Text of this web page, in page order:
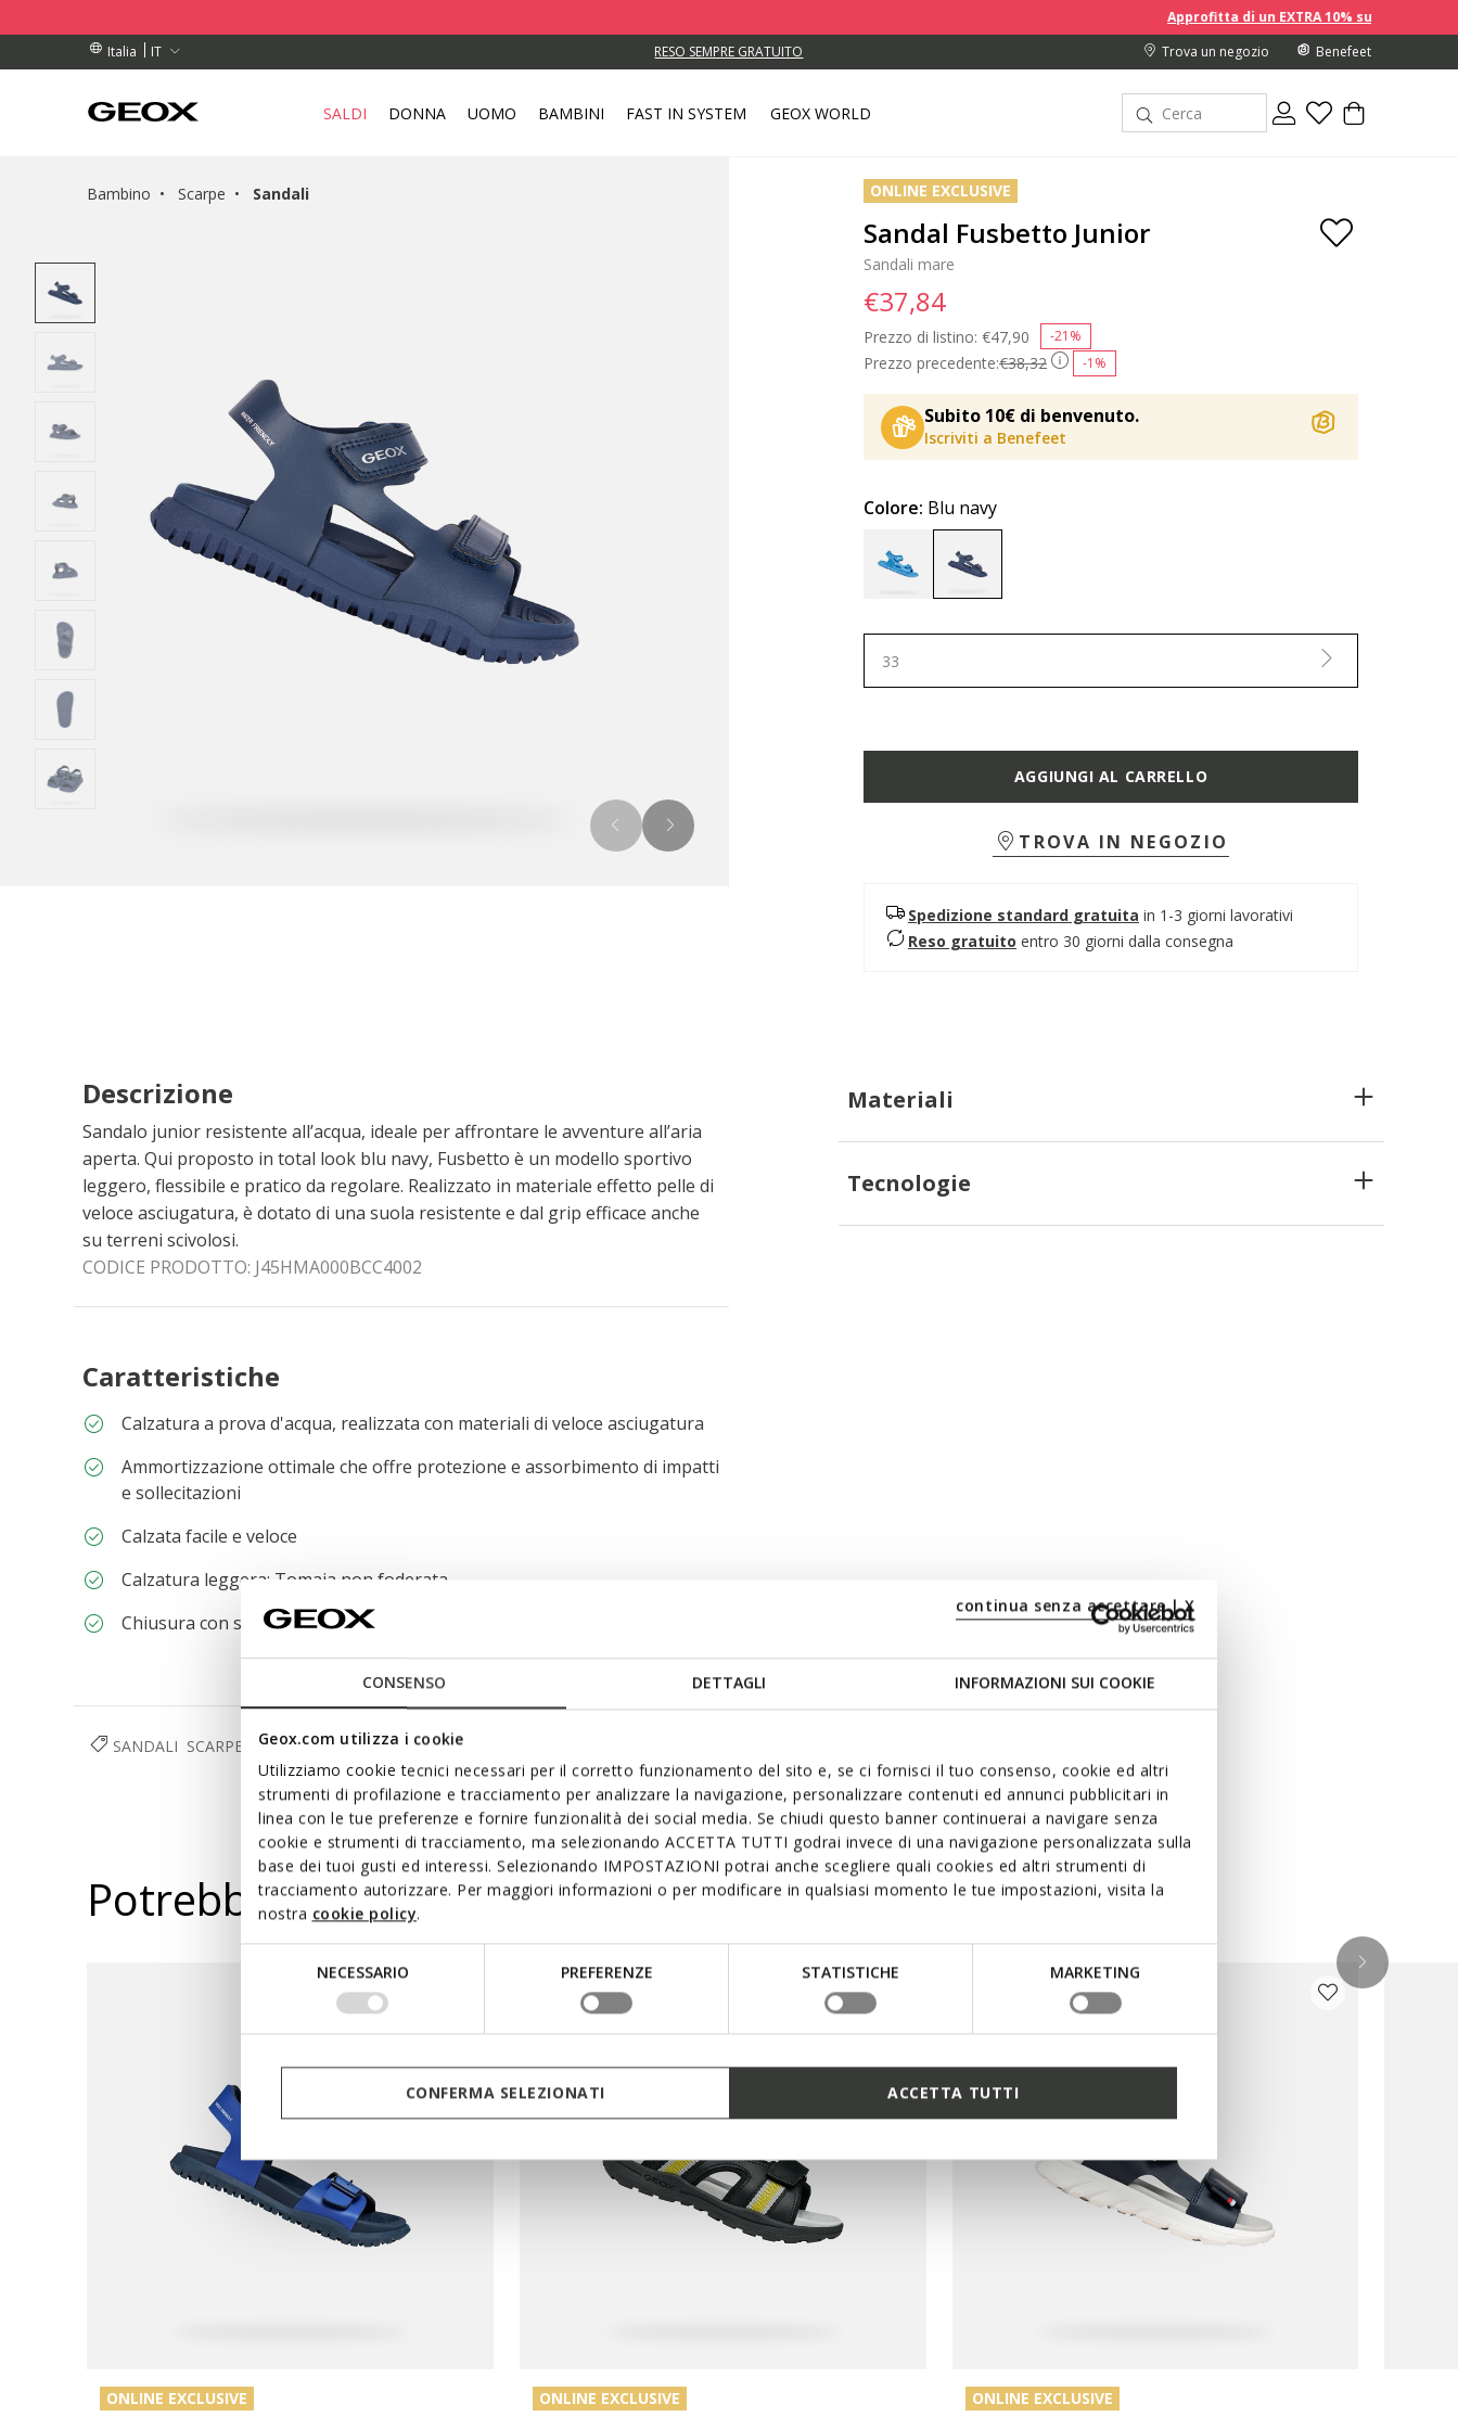
CONSENSO DETTAGLI INFORMAZIONI SUI COOKIE
Geox.com utilizza i cookie
Utilizziamo cookie tecnici necessari per il corretto funzionamento del sito e, se ci fornisci il tuo consenso, cookie ed altri
strumenti di profilazione e tracciamento per analizzare la navigazione, personalizzare contenuti ed annunci pubblicitari in
linea con le tue preferenze e fornire funzionalità dei social media. Se chiudi questo banner continuerai a navigare senza
cookie e strumenti di tracciamento, ma selezionando ACCETTA TUTTI godrai invece di una navigazione personalizzata sulla
base dei tuoi gusti ed interessi. Selezionando IMPOSTAZIONI potrai anche scegliere quali cookies ed altri strumenti di
tracciamento autorizzare. Per maggiori informazioni o per modificare in qualsiasi momento le tue impostazioni, visita la
nostra cookie policy.
NECESSARIO PREFERENZE STATISTICHE MARKETING
continua senza accettare | X
CONFERMA SELEZIONATI ACCETTA TUTTI
Approfitta di un EXTRA 10% sui prezzi scontati
Italia
IT
SUPERIORI A 99,00 € RESO SEMPRE GRATUITO
RITIRO VICINO A TE.
SUPERIORI A 99,00 € Trova un negozio Benefeet
SALDI DONNA UOMO BAMBINI FAST IN SYSTEM GEOX WORLD
Bambino Scarpe Sandali ONLINE EXCLUSIVE
Sandal Fusbetto Junior
Sandali mare
Prezzo precedente:€38,32 -1%
Prezzo di listino: Price reduced from
€47,90 -21%
€37,84
Subito 10€ di benvenuto.
Iscriviti a Benefeet
Colore: Blu navy
33
AGGIUNGI AL CARRELLO
TROVA IN NEGOZIO
Spedizione standard gratuita in 1-3 giorni lavorativi
Reso gratuito entro 30 giorni dalla consegna
Descrizione
Sandalo junior resistente all’acqua, ideale per affrontare le avventure all’aria
aperta. Qui proposto in total look blu navy, Fusbetto è un modello sportivo
leggero, flessibile e pratico da regolare. Realizzato in materiale effetto pelle di
veloce asciugatura, è dotato di una suola resistente e dal grip efficace anche
su terreni scivolosi.
CODICE PRODOTTO: J45HMA000BCC4002
Caratteristiche
Calzatura a prova d'acqua, realizzata con materiali di veloce asciugatura
Ammortizzazione ottimale che offre protezione e assorbimento di impatti
e sollecitazioni
Calzata facile e veloce
Calzatura leggera; Tomaia non foderata
Chiusura con strap
Materiali
Tecnologie
SANDALI SCARPE BAMBINO
Potrebbe piacerti anche
ONLINE EXCLUSIVE ONLINE EXCLUSIVE ONLINE EXCLUSIVE